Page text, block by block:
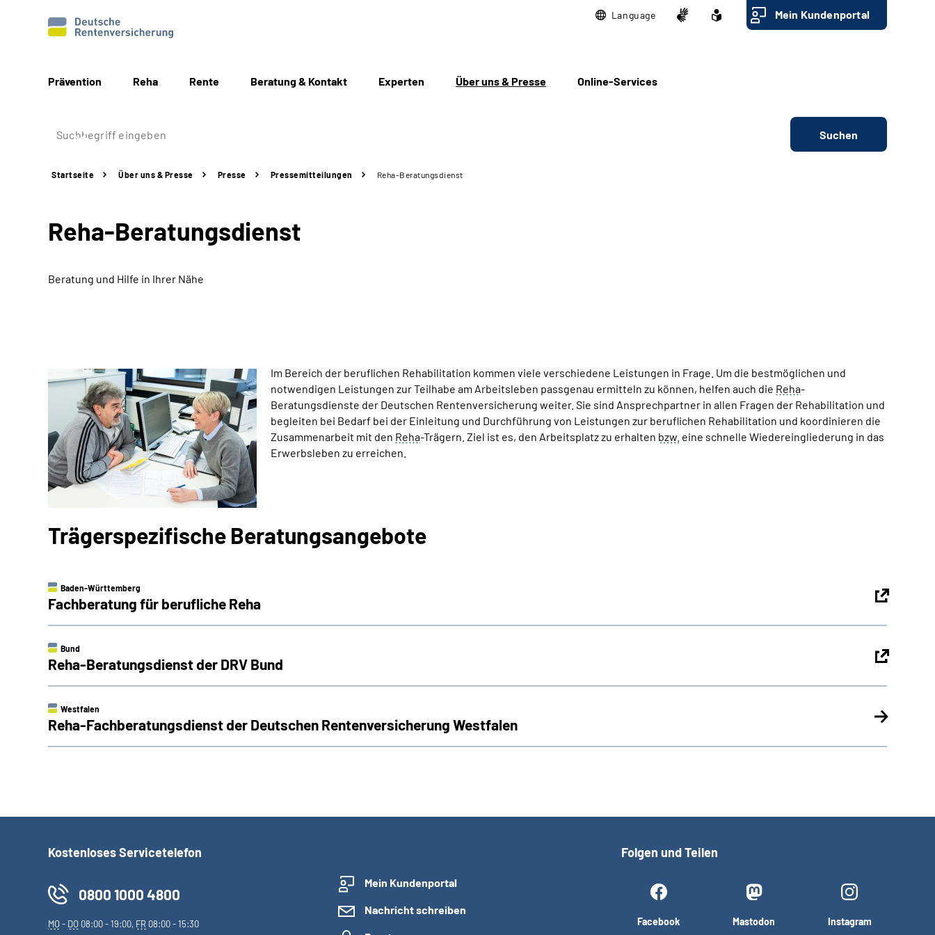
Language Mein Kundenportal
Prävention Reha Rente Beratung & Kontakt Experten Über uns & Presse Online-Services
Suchen
Startseite Über uns & Presse Presse Pressemitteilungen Reha-Beratungsdienst
Reha-Beratungsdienst
Beratung und Hilfe in Ihrer Nähe
Im Bereich der beruflichen Rehabilitation kommen viele verschiedene Leistungen in Frage. Um die bestmöglichen und
notwendigen Leistungen zur Teilhabe am Arbeitsleben passgenau ermitteln zu können, helfen auch die Reha-
Beratungsdienste der Deutschen Rentenversicherung weiter. Sie sind Ansprechpartner in allen Fragen der Rehabilitation und
begleiten bei Bedarf bei der Einleitung und Durchführung von Leistungen zur beruflichen Rehabilitation und koordinieren die
Zusammenarbeit mit den Reha-Trägern. Ziel ist es, den Arbeitsplatz zu erhalten bzw. eine schnelle Wiedereingliederung in das
Erwerbsleben zu erreichen.
Trägerspezifische Beratungsangebote
Baden-Württemberg
Fachberatung für berufliche Reha
Bund
Reha-Beratungsdienst der DRV Bund
Westfalen
Reha-Fachberatungsdienst der Deutschen Rentenversicherung Westfalen
Kostenloses Servicetelefon
0800 1000 4800
MO- DO 08:00 - 19:00, FR 08:00 - 15:30
Mein Kundenportal
Nachricht schreiben
Folgen und Teilen
Facebook Mastodon Instagram